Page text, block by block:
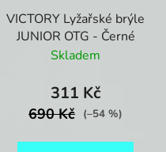
VICTORY Lyžařské brýle
JUNIOR OTG - Černé
Skladem
311 Kč
690 Kč (–54 %)